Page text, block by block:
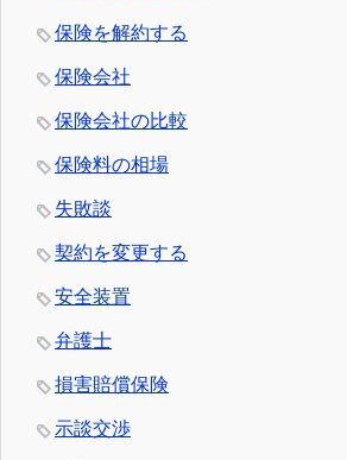
保険を解約する
保険会社
保険会社の比較
保険料の相場
失敗談
契約を変更する
安全装置
弁護士
損害賠償保険
示談交渉